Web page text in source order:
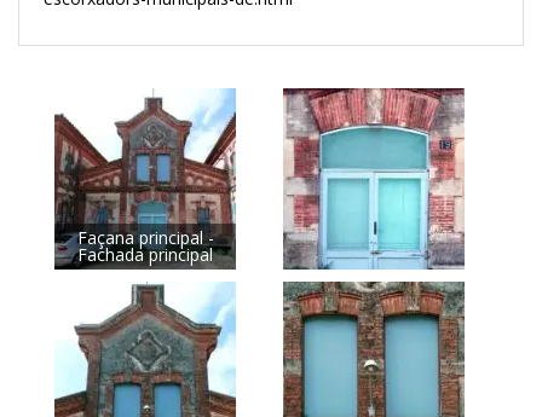
Façana principal -
Fachada principal